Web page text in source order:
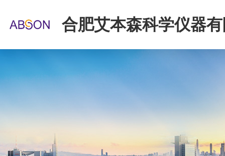
合肥艾本森科学仪器